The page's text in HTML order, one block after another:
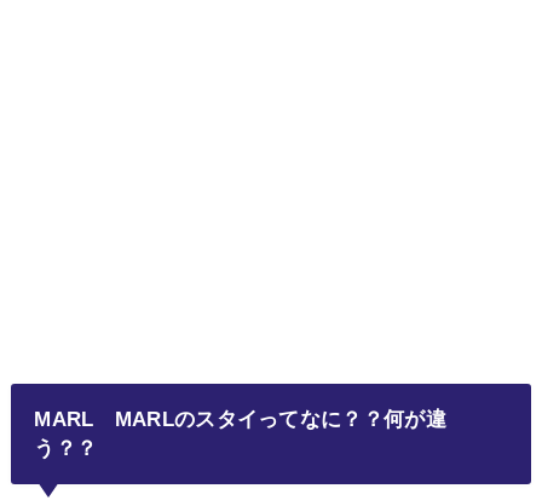
MARL MARLのスタイってなに？？何が違
う？？